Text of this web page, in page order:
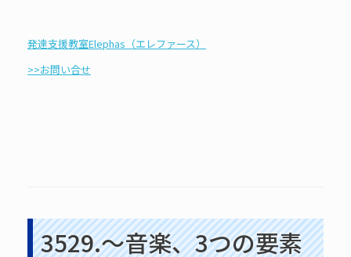
発達支援教室Elephas（エレファース）
>>お問い合せ
3529.～音楽、3つの要素